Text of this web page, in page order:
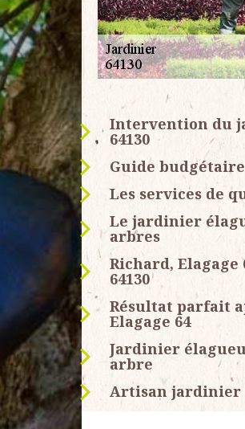
Intervention du
64130
Guide
Les services de
Le jardinier
arbres
Richard,
64130
Résultat parfait
Elagage 64
Jardinier
arbre
Artisan jardinier